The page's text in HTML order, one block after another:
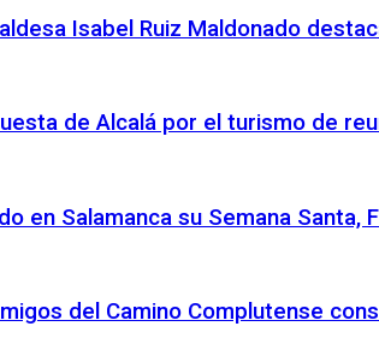
Isabel Ruiz Maldonado
de Alcalá por el turismo de
en Salamanca su Semana Santa,
del Camino Complutense